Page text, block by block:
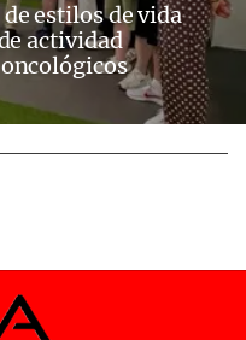
estilos de vida
actividad